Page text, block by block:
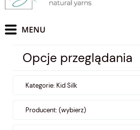
Opcje przeglądania
Kategorie: Kid Silk
Producent: (wybierz)